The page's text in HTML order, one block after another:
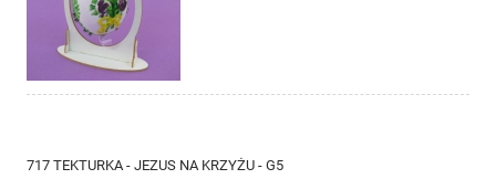
717 TEKTURKA - JEZUS NA KRZYŻU - G5